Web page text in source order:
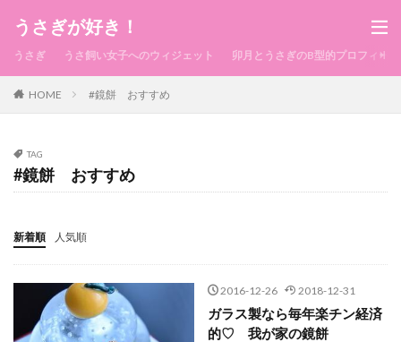
うさぎが好き！
うさぎ うさ飼い女子へのウィジェット 卯月とうさぎのB型的プロフィール
HOME #鏡餅 おすすめ
TAG
#鏡餅 おすすめ
新着順 人気順
2016-12-26 2018-12-31
ガラス製なら毎年楽チン経済
的♡ 我が家の鏡餅